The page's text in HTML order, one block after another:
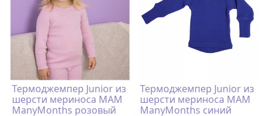
Термоджемпер Junior из
шерсти мериноса MAM
ManyMonths розовый
Термоджемпер Junior из
шерсти мериноса MAM
ManyMonths синий